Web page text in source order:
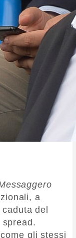
a
del
gli stessi